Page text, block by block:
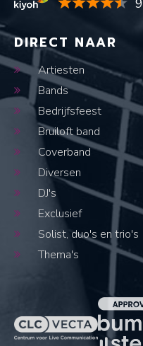
9
DIRECT NAAR
Artiesten
Bands
Bedrijfsfeest
Bruiloft band
Coverband
Diversen
DJ's
Exclusief
Solist, duo's en trio's
Thema's